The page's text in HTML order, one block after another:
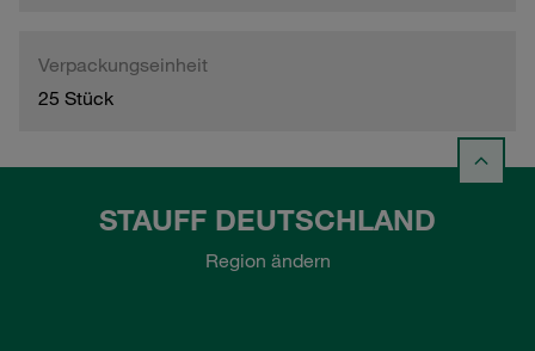
Verpackungseinheit
25 Stück
STAUFF DEUTSCHLAND
Region ändern